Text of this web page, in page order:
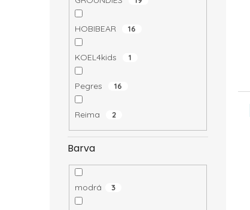
HOBIBEAR 16
KOEL4kids 1
Pegres 16
Reima 2
Barva
modrá 3